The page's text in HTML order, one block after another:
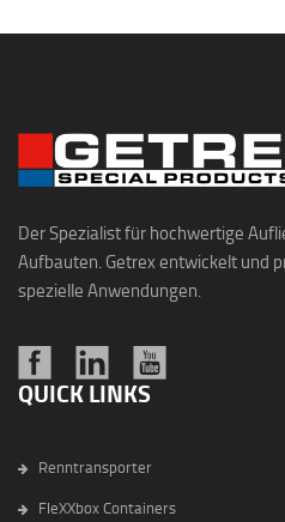
Der Spezialist für hochwertige
Aufbauten. Getrex entwickelt und
spezielle Anwendungen.
QUICK LINKS
Renntransporter
FleXXbox Containers